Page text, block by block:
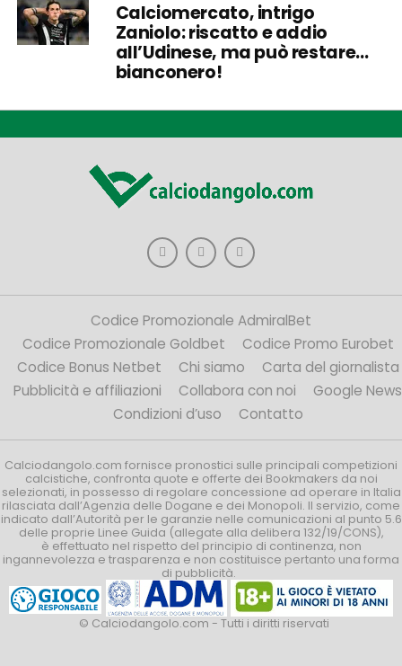
Calciomercato, intrigo
Zaniolo: riscatto e addio
all’Udinese, ma può restare…
bianconero!
Codice Promozionale AdmiralBet
Codice Promozionale Goldbet
Codice Promo Eurobet
Codice Bonus Netbet
Chi siamo
Carta del giornalista
Pubblicità e affiliazioni
Collabora con noi
Google News
Condizioni d’uso
Contatto
Calciodangolo.com fornisce pronostici sulle principali competizioni
calcistiche, confronta quote e offerte dei Bookmakers da noi
selezionati, in possesso di regolare concessione ad operare in Italia
rilasciata dall’Agenzia delle Dogane e dei Monopoli. Il servizio, come
indicato dall’Autorità per le garanzie nelle comunicazioni al punto 5.6
delle proprie Linee Guida (allegate alla delibera 132/19/CONS),
è effettuato nel rispetto del principio di continenza, non
ingannevolezza e trasparenza e non costituisce pertanto una forma
di pubblicità.
© Calciodangolo.com - Tutti i diritti riservati